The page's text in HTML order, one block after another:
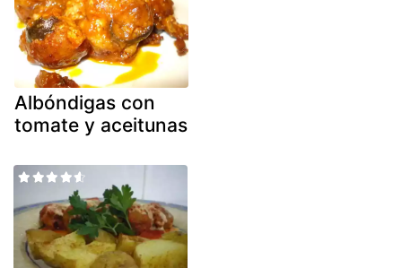
Albóndigas con
tomate y aceitunas